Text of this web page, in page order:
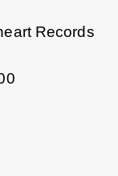
Records